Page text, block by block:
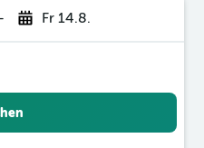
- Fr 14.8.